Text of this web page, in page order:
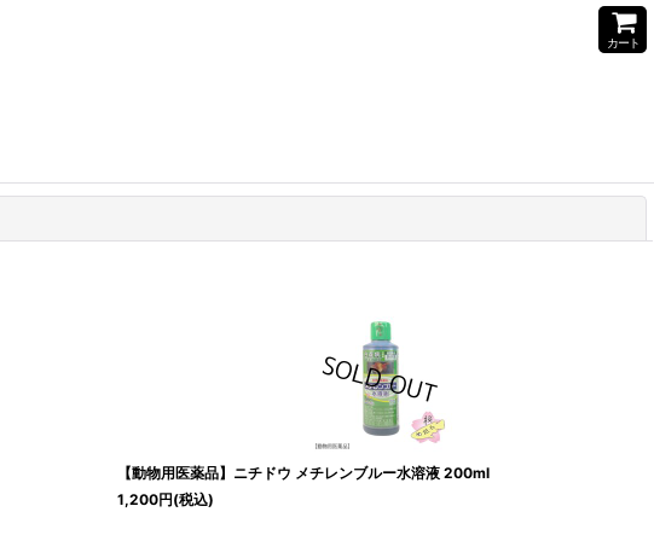
カート
【動物用医薬品】ニチドウ メチレンブルー水溶液 200ml
1,200円(税込)